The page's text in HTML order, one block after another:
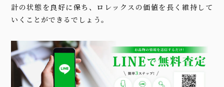
計の状態を良好に保ち、ロレックスの価値を長く維持して
いくことができるでしょう。